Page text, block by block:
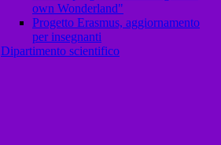
own Wonderland"
Progetto Erasmus, aggiornamento
per insegnanti
Dipartimento scientifico